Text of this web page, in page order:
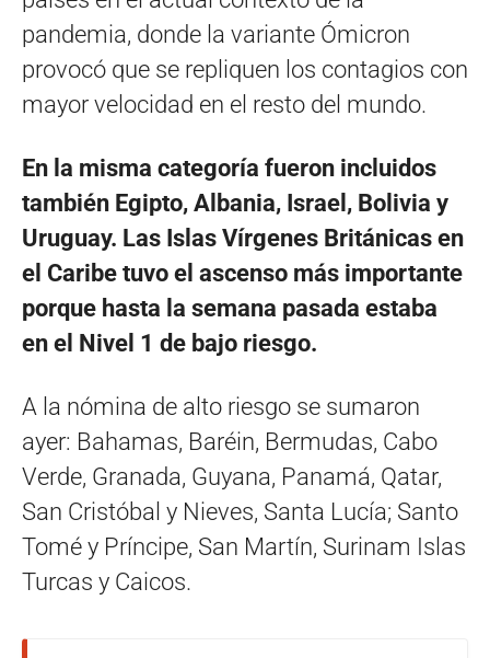
pandemia, donde la variante Ómicron
provocó que se repliquen los contagios con
mayor velocidad en el resto del mundo.
En la misma categoría fueron incluidos
también Egipto, Albania, Israel, Bolivia y
Uruguay. Las Islas Vírgenes Británicas en
el Caribe tuvo el ascenso más importante
porque hasta la semana pasada estaba
en el Nivel 1 de bajo riesgo.
A la nómina de alto riesgo se sumaron
ayer: Bahamas, Baréin, Bermudas, Cabo
Verde, Granada, Guyana, Panamá, Qatar,
San Cristóbal y Nieves, Santa Lucía; Santo
Tomé y Príncipe, San Martín, Surinam Islas
Turcas y Caicos.